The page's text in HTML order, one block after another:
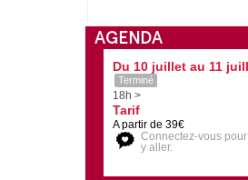
AGENDA
Du 10 juillet au 11
Terminé
18h >
Tarif
A partir de 39€
Connectez-vous
y aller.